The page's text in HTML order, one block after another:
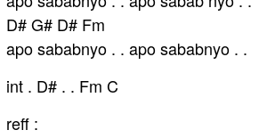
D# G# D# Fm
apo sababnyo . . apo sababnyo . .
int . D# . . Fm C
reff :